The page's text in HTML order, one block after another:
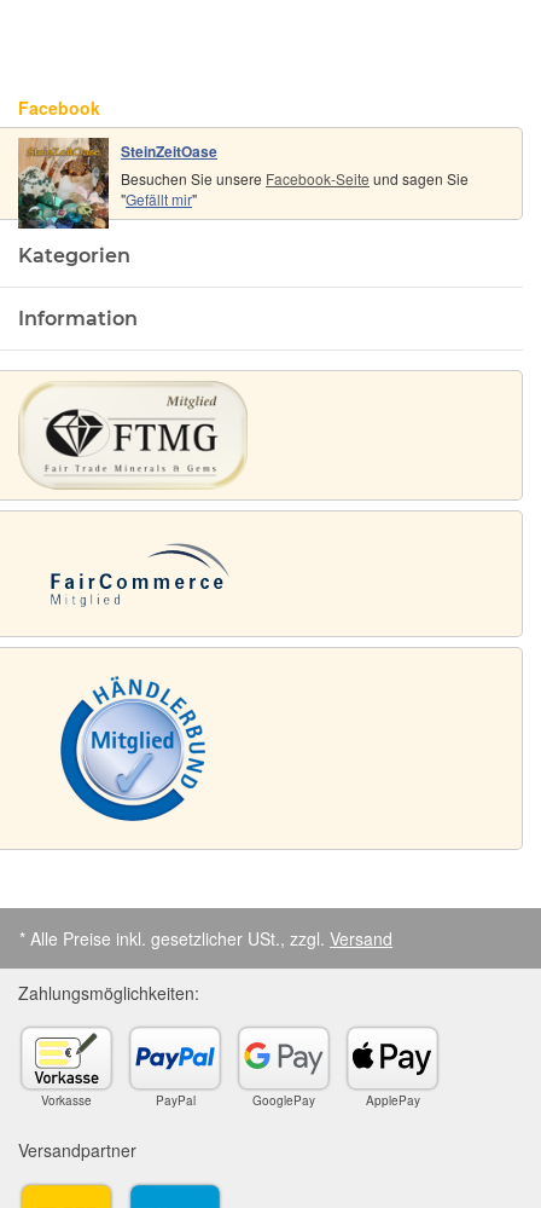
Facebook
SteinZeitOase
Besuchen Sie unsere Facebook-Seite und sagen Sie
"Gefällt mir"
Kategorien
Information
* Alle Preise inkl. gesetzlicher USt., zzgl. Versand
Zahlungsmöglichkeiten:
Vorkasse PayPal GooglePay ApplePay
Versandpartner